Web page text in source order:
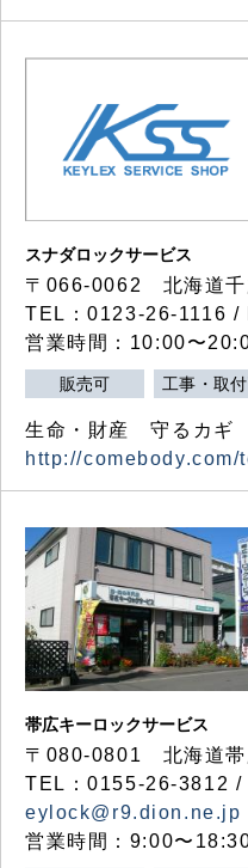
スナダロックサービス
〒066-0062 北海道千
TEL：0123-26-1116 /
営業時間：10:00〜
販売可 工事・取
生命・財産 守るカギ
http://comebody.com/
帯広キーロックサービス
〒080-0801 北海道帯
TEL：0155-26-3812
eylock@r9.dion.ne.jp
営業時間：9:00〜